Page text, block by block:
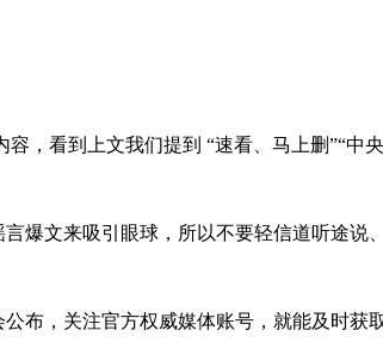
，看到上文我们提到 “速看、马上删”“中
爆文来吸引眼球，所以不要轻信道听途说
布，关注官方权威媒体账号，就能及时获